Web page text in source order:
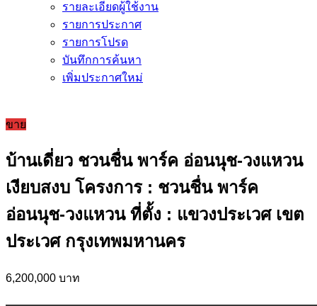
รายละเอียดผู้ใช้งาน
รายการประกาศ
รายการโปรด
บันทึกการค้นหา
เพิ่มประกาศใหม่
ขาย
บ้านเดี่ยว ชวนชื่น พาร์ค อ่อนนุช-วงแหวน
เงียบสงบ โครงการ : ชวนชื่น พาร์ค
อ่อนนุช-วงแหวน ที่ตั้ง : แขวงประเวศ เขต
ประเวศ กรุงเทพมหานคร
6,200,000 บาท